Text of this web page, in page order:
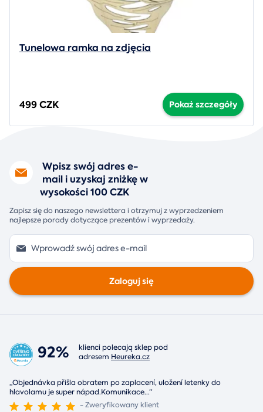
Tunelowa ramka na zdjęcia
499 CZK Pokaż szczegóły
Wpisz swój adres e-
mail i uzyskaj zniżkę w
wysokości 100 CZK
Zapisz się do naszego newslettera i otrzymuj z wyprzedzeniem
najlepsze porady dotyczące prezentów i wyprzedaży.
Zaloguj się
92%
klienci polecają sklep pod
adresem Heureka.cz
„Objednávka přišla obratem po zaplacení, uložení letenky do
hlavolamu je super nápad.Komunikace...“
- Zweryfikowany klient